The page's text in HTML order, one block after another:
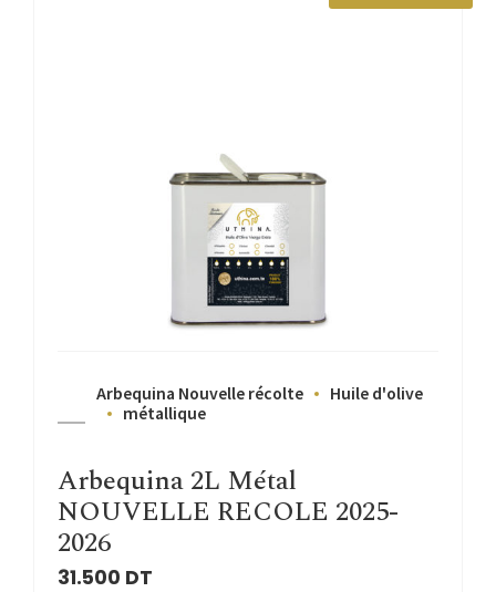
Arbequina Nouvelle récolte
Huile d'olive
métallique
Arbequina 2L Métal
NOUVELLE RECOLE 2025-
2026
31.500 DT